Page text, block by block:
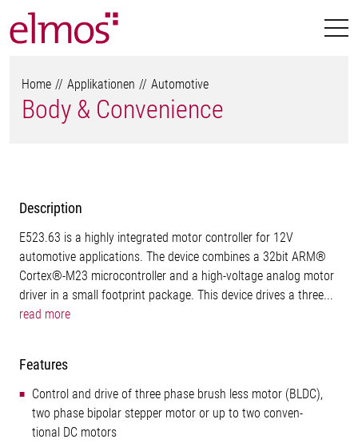
Home Applikationen Automotive
Body & Convenience
Description
E523.63 is a highly integrated motor controller for 12V
automotive applications. The device combines a 32bit ARM®
Cortex®-M23 microcontroller and a high-voltage analog motor
driver in a small footprint package. This device drives a three...
read more
Features
Control and drive of three phase brush less motor (BLDC),
two phase bipolar stepper motor or up to two conven-
tional DC motors